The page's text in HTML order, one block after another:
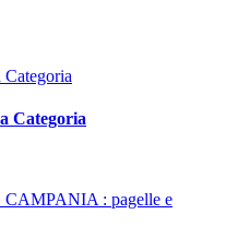
Categoria